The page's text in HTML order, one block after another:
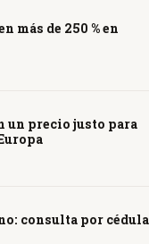
más de 250 % en
un precio justo para
consulta por cédula